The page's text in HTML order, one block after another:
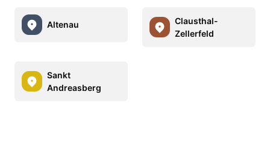
Altenau
Clausthal-
Zellerfeld
Sankt
Andreasberg